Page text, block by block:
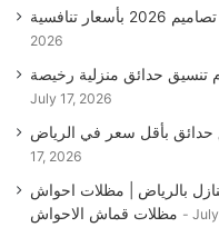
تنافسية
2026
تنسيق حدائق منزلية رخيصة
July 17, 2026
حدائق بأقل سعر في الرياض
17, 2026
بالرياض | مظلات احواش
مظلات قماش الاحواش